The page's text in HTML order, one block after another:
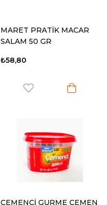
MARET PRATİK MACAR
SALAM 50 GR
₺58,80
ÇEMENCİ GURME ÇEMEN